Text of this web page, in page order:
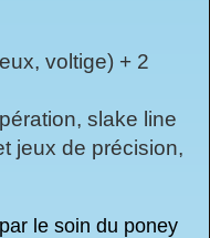
voltige) + 2
slake line
jeux de précision,
le soin du poney